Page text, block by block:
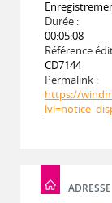
Durée :
00:05:08
Référence
CD7144
Permalink :
https://
ADRESSE